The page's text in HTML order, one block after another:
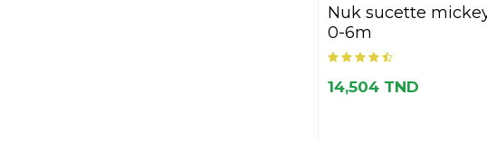
nuk sucette mickey
0-6m
14,504 TND